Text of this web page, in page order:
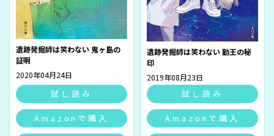
遺跡発掘師は笑わない 鬼ヶ島の
証明
2020年04月24日
試し読み
Amazonで購入
遺跡発掘師は笑わない 勤王の秘
印
2019年08月23日
試し読み
Amazonで購入